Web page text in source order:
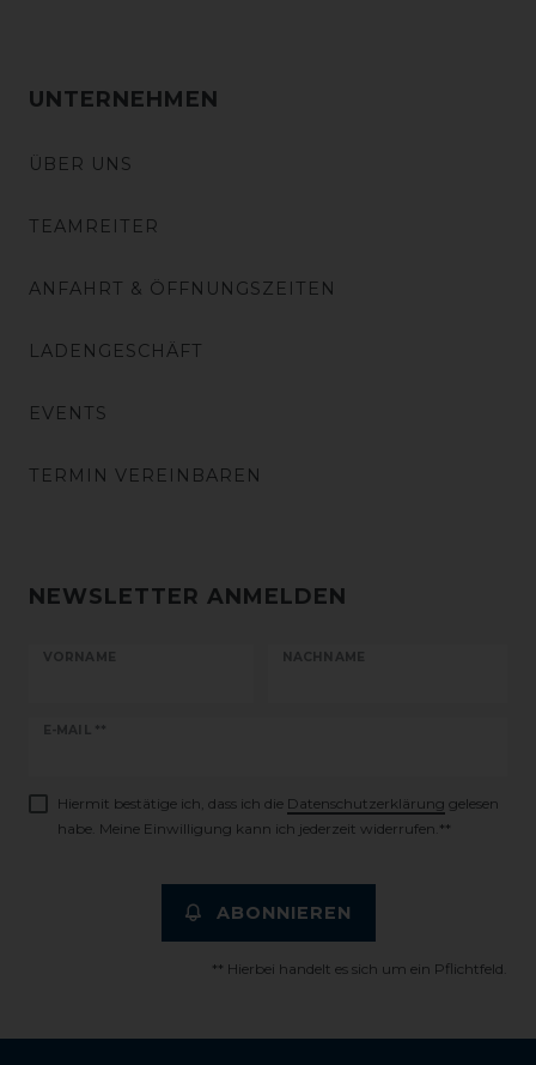
UNTERNEHMEN
ÜBER UNS
TEAMREITER
ANFAHRT & ÖFFNUNGSZEITEN
LADENGESCHÄFT
EVENTS
TERMIN VEREINBAREN
NEWSLETTER ANMELDEN
VORNAME NACHNAME
E-MAIL **
Newsletter
Hiermit bestätige ich, dass ich die Daten­schutz­erklärung gelesen
habe. Meine Einwilligung kann ich jederzeit widerrufen.**
ABONNIEREN
** Hierbei handelt es sich um ein Pflichtfeld.